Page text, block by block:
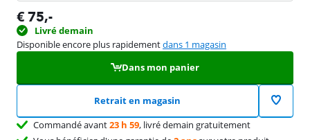
€ 75,-
Livré demain
Disponible encore plus rapidementdans 1 magasin
Dans mon panier
Retrait en magasin
Commandé avant23 h 59, livré demain gratuitement